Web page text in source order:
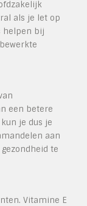
als je let op
helpen bij
een betere
je dus je
aan
te
Vitamine E